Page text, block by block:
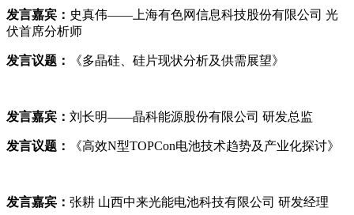
发言嘉宾： 史真伟——上海有色网信息科技股份有限公司 光
伏首席分析师
发言议题： 《多晶硅、硅片现状分析及供需展望》
发言嘉宾： 刘长明——晶科能源股份有限公司 研发总监
发言议题： 《高效N型TOPCon电池技术趋势及产业化探讨》
发言嘉宾： 张耕 山西中来光能电池科技有限公司 研发经理